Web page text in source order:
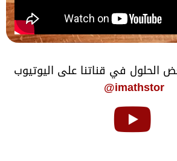
الحلول في قناتنا على اليوتيوب
imathstor@